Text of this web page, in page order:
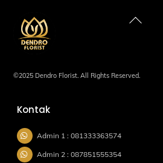
Back
©2025 Dendro Florist. All Rights Reserved.
Kontak
Admin 1 : 081333363574
Admin 2 : 087851555354